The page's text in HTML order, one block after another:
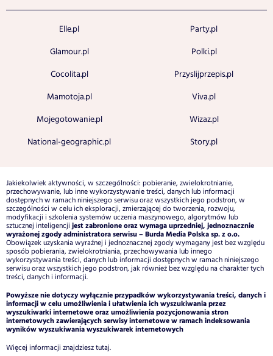
Elle.pl
Glamour.pl
Cocolita.pl
Mamotoja.pl
Mojegotowanie.pl
National-geographic.pl
Party.pl
Polki.pl
Przyslijprzepis.pl
Viva.pl
Wizaz.pl
Story.pl
Jakiekolwiek aktywności, w szczególności: pobieranie, zwielokrotnianie,
przechowywanie, lub inne wykorzystywanie treści, danych lub informacji
dostępnych w ramach niniejszego serwisu oraz wszystkich jego podstron, w
szczególności w celu ich eksploracji, zmierzającej do tworzenia, rozwoju,
modyfikacji i szkolenia systemów uczenia maszynowego, algorytmów lub
sztucznej inteligencji jest zabronione oraz wymaga uprzedniej, jednoznacznie
wyrażonej zgody administratora serwisu – Burda Media Polska sp. z o.o.
Obowiązek uzyskania wyraźnej i jednoznacznej zgody wymagany jest bez względu
sposób pobierania, zwielokrotniania, przechowywania lub innego
wykorzystywania treści, danych lub informacji dostępnych w ramach niniejszego
serwisu oraz wszystkich jego podstron, jak również bez względu na charakter tych
treści, danych i informacji.
Powyższe nie dotyczy wyłącznie przypadków wykorzystywania treści, danych i
informacji w celu umożliwienia i ułatwienia ich wyszukiwania przez
wyszukiwarki internetowe oraz umożliwienia pozycjonowania stron
internetowych zawierających serwisy internetowe w ramach indeksowania
wyników wyszukiwania wyszukiwarek internetowych
Więcej informacji znajdziesztutaj.